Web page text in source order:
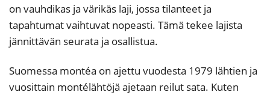
on vauhdikas ja värikäs laji, jossa tilanteet ja
tapahtumat vaihtuvat nopeasti. Tämä tekee lajista
jännittävän seurata ja osallistua.
Suomessa montéa on ajettu vuodesta 1979 lähtien ja
vuosittain montélähtöjä ajetaan reilut sata. Kuten